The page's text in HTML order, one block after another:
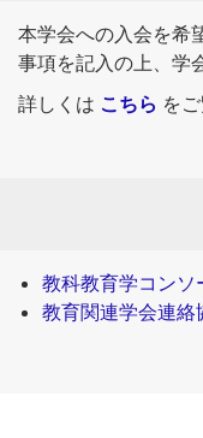
本学会への入会を希
事項を記入の上、学
詳しくは こちら を
教科教育学コンソ
教育関連学会連絡